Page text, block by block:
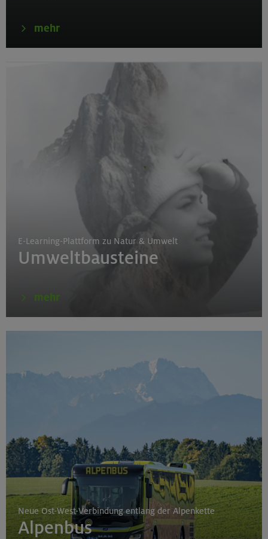
mehr
E-Learning-Plattform zu Natur & Umwelt
Umweltbausteine
mehr
Neue Ost-West-Verbindung entlang der Alpenkette
Alpenbus